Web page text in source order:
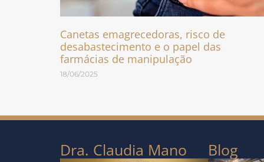
Canetas emagrecedoras, risco de
desabastecimento e o papel das
farmácias de manipulação
18/06/2025
Dra. Claudia Mano Blog